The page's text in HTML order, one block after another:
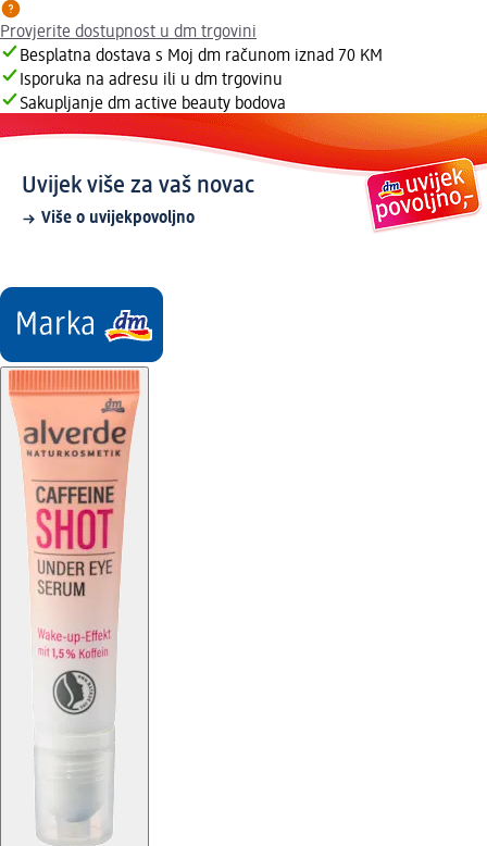
Provjerite dostupnost u dm trgovini
Besplatna dostava s Moj dm računom iznad 70 KM
Isporuka na adresu ili u dm trgovinu
Sakupljanje dm active beauty bodova
Uvijek više za vaš novac
Više o uvijekpovoljno